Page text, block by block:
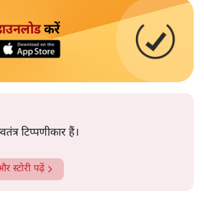
करें
टिप्पणीकार हैं।
स्टोरी पढ़ें